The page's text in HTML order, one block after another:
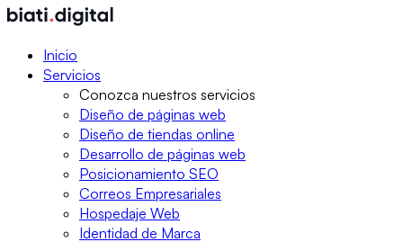
Inicio
Servicios
Conozca nuestros servicios
Diseño de páginas web
Diseño de tiendas online
Desarrollo de páginas web
Posicionamiento SEO
Correos Empresariales
Hospedaje Web
Identidad de Marca